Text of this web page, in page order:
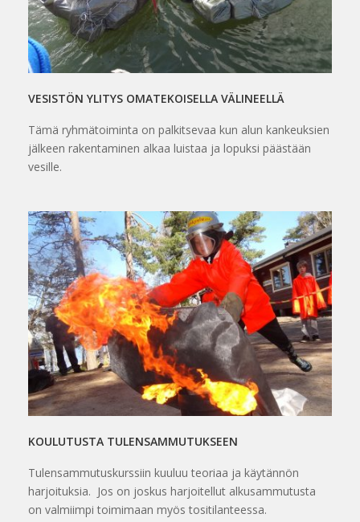
VESISTÖN YLITYS OMATEKOISELLA VÄLINEELLÄ
Tämä ryhmätoiminta on palkitsevaa kun alun kankeuksien
jälkeen rakentaminen alkaa luistaa ja lopuksi päästään
vesille.
KOULUTUSTA TULENSAMMUTUKSEEN
Tulensammutuskurssiin kuuluu teoriaa ja käytännön
harjoituksia. Jos on joskus harjoitellut alkusammutusta
on valmiimpi toimimaan myös tositilanteessa.